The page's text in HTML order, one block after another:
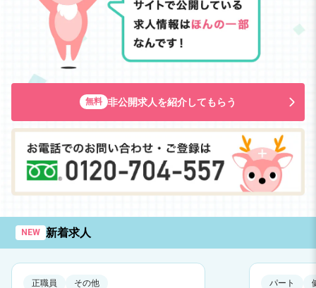
無料 非公開求人を紹介してもらう
NEW 新着求人
正職員 その他 パート